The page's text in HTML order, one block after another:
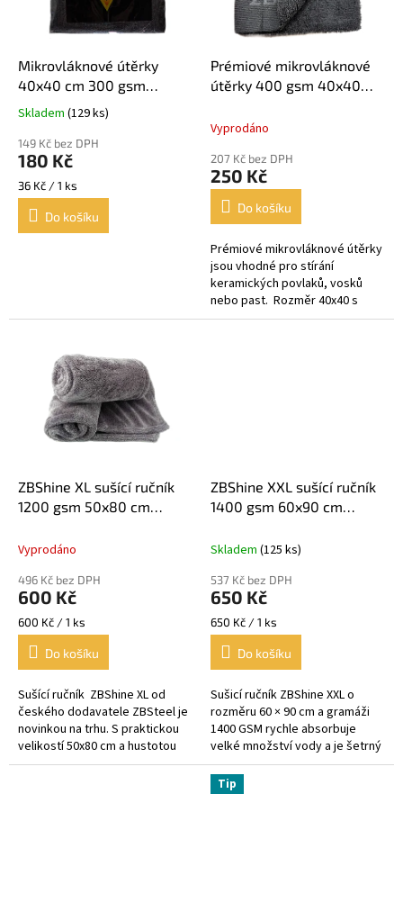
Mikrovláknové útěrky
40x40 cm 300 gsm
řezané bez švu šedé
Balení 5 ks
Průměrné
produktu
je
5,0
z
hvězdiček.
Skladem (129 ks)
149 Kč bez DPH
180 Kč
Měrná
cena:
36 Kč / 1 ks
Do košíku
Prémiové mikrovláknové
útěrky 400 gsm 40x40
Vyprodáno
207 Kč bez DPH
250 Kč
Do košíku
Prémiové mikrovláknové útěrky
jsou vhodné pro stírání
keramických povlaků, vosků
nebo past. Rozměr 40x40 s
gramáží 400 gsm Baleno po 5
ZBShine XL sušící ručník
1200 gsm 50x80 cm
Vyprodáno
496 Kč bez DPH
600 Kč
Měrná
cena:
600 Kč / 1 ks
Do košíku
Sušící ručník ZBShine XL od
českého dodavatele ZBSteel je
novinkou na trhu. S praktickou
velikostí 50x80 cm a hustotou
1200 GSM je výborným
ZBShine XXL sušící ručník
1400 gsm 60x90 cm
Skladem (125 ks)
537 Kč bez DPH
650 Kč
Měrná
cena:
650 Kč / 1 ks
Do košíku
Sušicí ručník ZBShine XXL o
rozměru 60 × 90 cm a gramáži
1400 GSM rychle absorbuje
velké množství vody a je šetrný
k laku. Díky velké ploše je
vhodný také pro SUV a
dodávky....
Tip